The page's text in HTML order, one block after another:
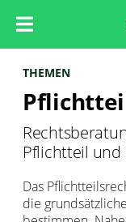
THEMEN
Pflichtteil und
Das
die